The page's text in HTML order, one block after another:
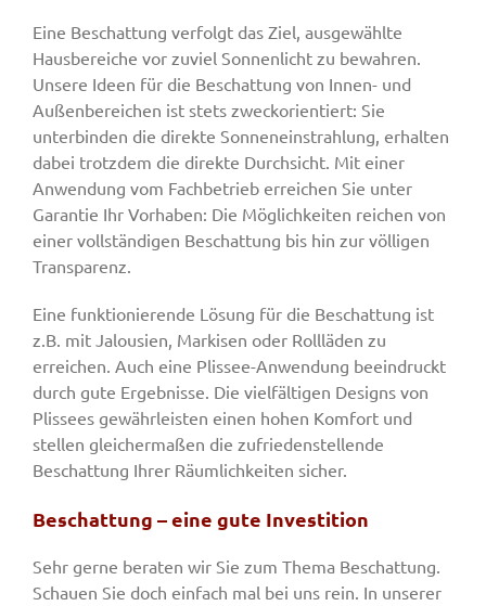
Jobs
Kontakt
Eine Beschattung verfolgt das Ziel, ausgewählte
Hausbereiche vor zuviel Sonnenlicht zu bewahren.
Unsere Ideen für die Beschattung von Innen- und
Außenbereichen ist stets zweckorientiert: Sie
unterbinden die direkte Sonneneinstrahlung, erhalten
dabei trotzdem die direkte Durchsicht. Mit einer
Anwendung vom Fachbetrieb erreichen Sie unter
Garantie Ihr Vorhaben: Die Möglichkeiten reichen von
einer vollständigen Beschattung bis hin zur völligen
Transparenz.
Eine funktionierende Lösung für die Beschattung ist
z.B. mit Jalousien, Markisen oder Rollläden zu
erreichen. Auch eine Plissee-Anwendung beeindruckt
durch gute Ergebnisse. Die vielfältigen Designs von
Plissees gewährleisten einen hohen Komfort und
stellen gleichermaßen die zufriedenstellende
Beschattung Ihrer Räumlichkeiten sicher.
Beschattung – eine gute Investition
Sehr gerne beraten wir Sie zum Thema Beschattung.
Schauen Sie doch einfach mal bei uns rein. In unserer